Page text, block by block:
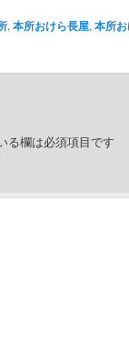
,本所おけら長屋,本所
る欄は必須項目です